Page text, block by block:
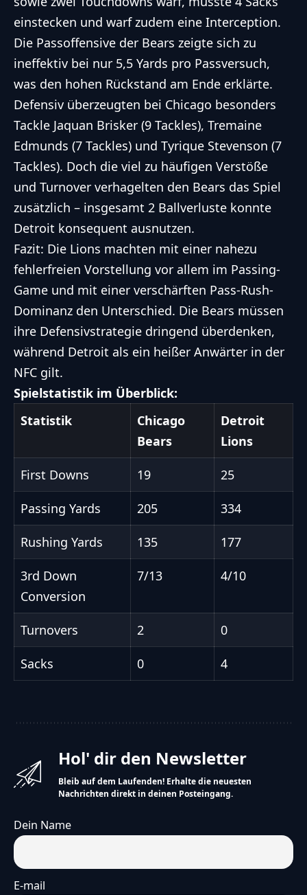
einstecken und warf zudem eine Interception.
Die Passoffensive der Bears zeigte sich zu
ineffektiv bei nur 5,5 Yards pro Passversuch,
was den hohen Rückstand am Ende erklärte.
Defensiv überzeugten bei Chicago besonders
Tackle Jaquan Brisker (9 Tackles), Tremaine
Edmunds (7 Tackles) und Tyrique Stevenson (7
Tackles). Doch die viel zu häufigen Verstöße
und Turnover verhagelten den Bears das Spiel
zusätzlich – insgesamt 2 Ballverluste konnte
Detroit konsequent ausnutzen.
Fazit: Die Lions machten mit einer nahezu
fehlerfreien Vorstellung vor allem im Passing-
Game und mit einer verschärften Pass-Rush-
Dominanz den Unterschied. Die Bears müssen
ihre Defensivstrategie dringend überdenken,
während Detroit als ein heißer Anwärter in der
NFC gilt.
Spielstatistik im Überblick:
Statistik
Chicago
Bears
Detroit
Lions
First Downs 19 25
Passing Yards 205 334
Rushing Yards 135 177
3rd Down
Conversion
7/13 4/10
Turnovers 2 0
Sacks 0 4
Hol' dir den Newsletter
Bleib auf dem Laufenden! Erhalte die neuesten
Nachrichten direkt in deinen Posteingang.
Dein Name
E-mail